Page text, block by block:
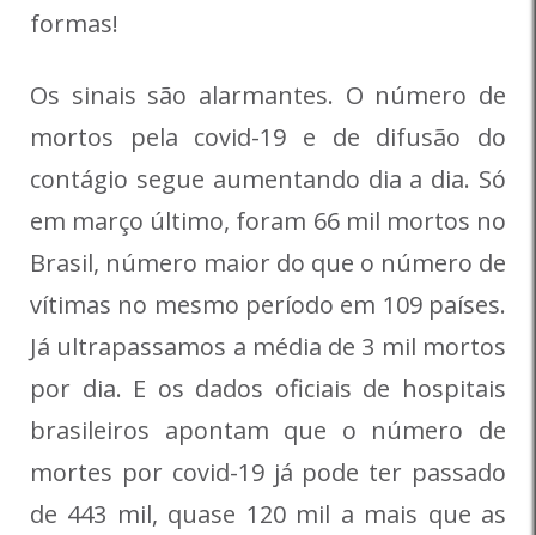
formas!
Os sinais são alarmantes. O número de
mortos pela covid-19 e de difusão do
contágio segue aumentando dia a dia. Só
em março último, foram 66 mil mortos no
Brasil, número maior do que o número de
vítimas no mesmo período em 109 países.
Já ultrapassamos a média de 3 mil mortos
por dia. E os dados oficiais de hospitais
brasileiros apontam que o número de
mortes por covid-19 já pode ter passado
de 443 mil, quase 120 mil a mais que as